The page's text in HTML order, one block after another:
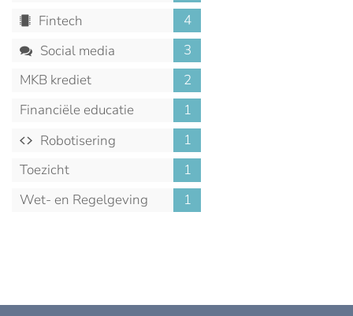
Fintech
4
Social media
3
MKB krediet
2
Financiële educatie
1
Robotisering
1
Toezicht
1
Wet- en Regelgeving
1